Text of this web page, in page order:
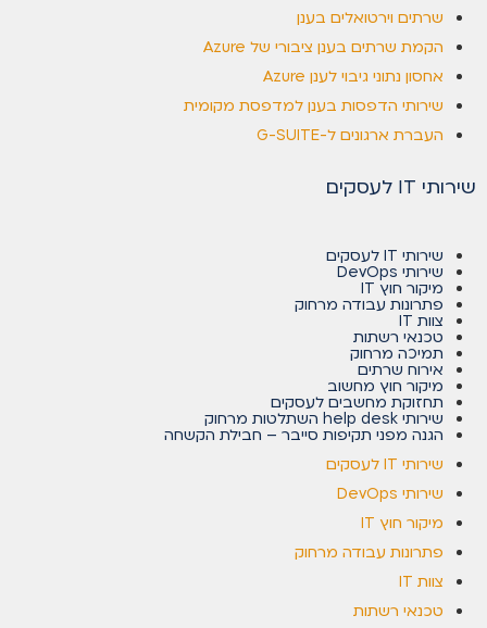
שרתים וירטואלים בענן
הקמת שרתים בענן ציבורי של Azure
אחסון נתוני גיבוי לענן Azure
שירותי הדפסות בענן למדפסת מקומית
העברת ארגונים ל-G-SUITE
שירותי IT לעסקים
שירותי IT לעסקים
שירותי DevOps
מיקור חוץ IT
פתרונות עבודה מרחוק
צוות IT
טכנאי רשתות
תמיכה מרחוק
אירוח שרתים
מיקור חוץ מחשוב
תחזוקת מחשבים לעסקים
שירותי help desk השתלטות מרחוק
הגנה מפני תקיפות סייבר – חבילת הקשחה
שירותי IT לעסקים
שירותי DevOps
מיקור חוץ IT
פתרונות עבודה מרחוק
צוות IT
טכנאי רשתות